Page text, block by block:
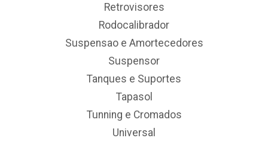
Retrovisores
Rodocalibrador
Suspensao e Amortecedores
Suspensor
Tanques e Suportes
Tapasol
Tunning e Cromados
Universal